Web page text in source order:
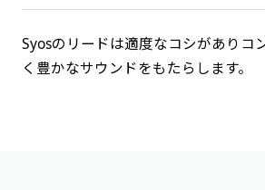
Syosのリードは適度なコシがありコ
く豊かなサウンドをもたらします。